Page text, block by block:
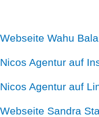
Webseite Wahu
Nicos Agentur auf
Nicos Agentur auf
Webseite Sandra